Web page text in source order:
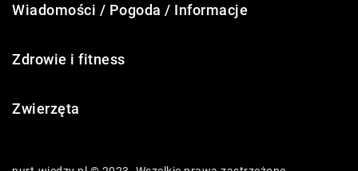
Wiadomości / Pogoda / Informacje
Zdrowie i fitness
Zwierzęta